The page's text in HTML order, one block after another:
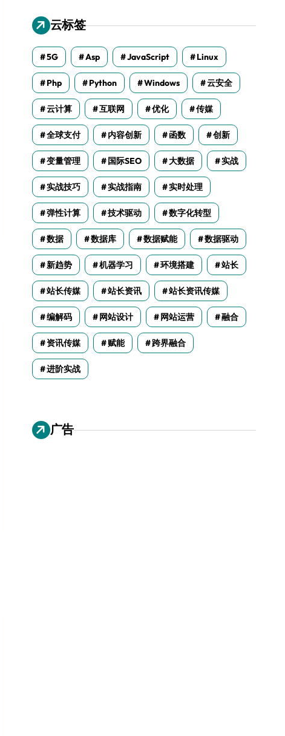
云标签
5G Asp JavaScript Linux
Php Python Windows 云安全
云计算 互联网 优化 传媒
全球支付 内容创新 函数 创新
变量管理 国际SEO 大数据 实战
实战技巧 实战指南 实时处理
弹性计算 技术驱动 数字化转型
数据 数据库 数据赋能 数据驱动
新趋势 机器学习 环境搭建 站长
站长传媒 站长资讯 站长资讯传媒
编解码 网站设计 网站运营 融合
资讯传媒 赋能 跨界融合
进阶实战
广告